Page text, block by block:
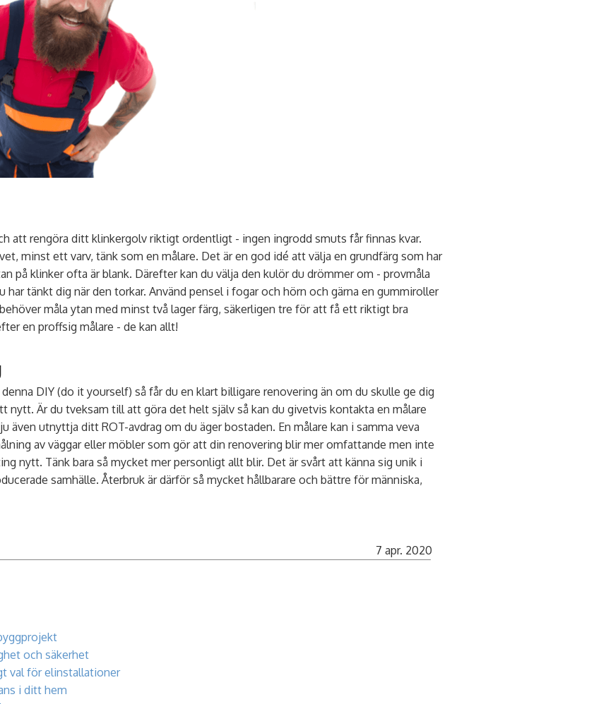
att rengöra ditt klinkergolv riktigt ordentligt - ingen ingrodd smuts får finnas kvar.
minst ett varv, tänk som en målare. Det är en god idé att välja en grundfärg som har
på klinker ofta är blank. Därefter kan du välja den kulör du drömmer om - provmåla
har tänkt dig när den torkar. Använd pensel i fogar och hörn och gärna en gummiroller
måla ytan med minst två lager färg, säkerligen tre för att få ett riktigt bra
en proffsig målare - de kan allt!
DIY (do it yourself) så får du en klart billigare renovering än om du skulle ge dig
nytt. Är du tveksam till att göra det helt själv så kan du givetvis kontakta en målare
även utnyttja ditt ROT-avdrag om du äger bostaden. En målare kan i samma veva
av väggar eller möbler som gör att din renovering blir mer omfattande men inte
nytt. Tänk bara så mycket mer personligt allt blir. Det är svårt att känna sig unik i
samhälle. Återbruk är därför så mycket hållbarare och bättre för människa,
7 apr. 2020
och säkerhet
val för elinstallationer
i ditt hem